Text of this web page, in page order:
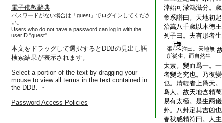
電子佛教辭典
パスワードがない場合は「guest」でログインしてくださ
い。
Users who do not have a password can log in with the
userID "guest".
本文をドラッグして選択するとDDBの見出し語
検索結果が表示されます。
Select a portion of the text by dragging your
mouse to view all terms in the text contained in
the DDB. ・
Password Access Policies
涬始可濛鴻滋分。
帝系譜曰。天地初
治萬八千歳以木徳王
列子曰。夫有形者
張
注曰。天地無
所從生。而自然生
太素。變而爲一。
者變之究也。乃復
也。清輕者上爲天
爲人。故天地含精
易有太極。是生兩
卦。八卦定其吉凶也
春秋感精符曰。人